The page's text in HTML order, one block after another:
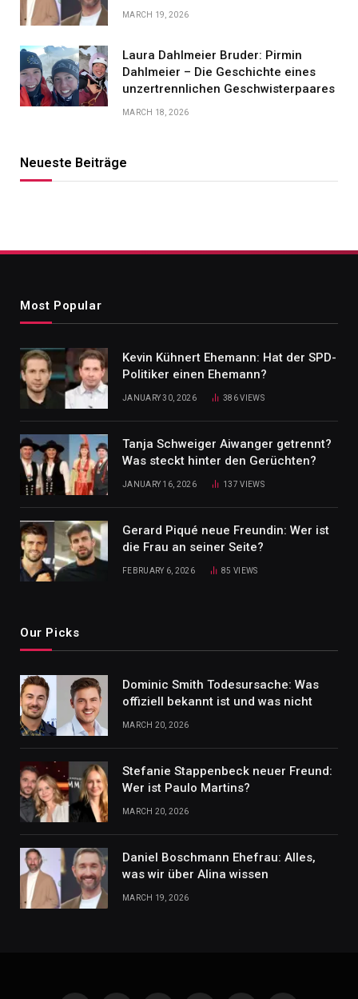
MARCH 19, 2026
Laura Dahlmeier Bruder: Pirmin
Dahlmeier – Die Geschichte eines
unzertrennlichen Geschwisterpaares
MARCH 18, 2026
Neueste Beiträge
Most Popular
Kevin Kühnert Ehemann: Hat der SPD-
Politiker einen Ehemann?
JANUARY 30, 2026 386VIEWS
Tanja Schweiger Aiwanger getrennt?
Was steckt hinter den Gerüchten?
JANUARY 16, 2026 137VIEWS
Gerard Piqué neue Freundin: Wer ist
die Frau an seiner Seite?
FEBRUARY 6, 2026 85VIEWS
Our Picks
Dominic Smith Todesursache: Was
offiziell bekannt ist und was nicht
MARCH 20, 2026
Stefanie Stappenbeck neuer Freund:
Wer ist Paulo Martins?
MARCH 20, 2026
Daniel Boschmann Ehefrau: Alles,
was wir über Alina wissen
MARCH 19, 2026